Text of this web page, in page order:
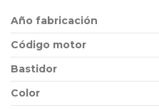
Año fabricación
Código motor
Bastidor
Color